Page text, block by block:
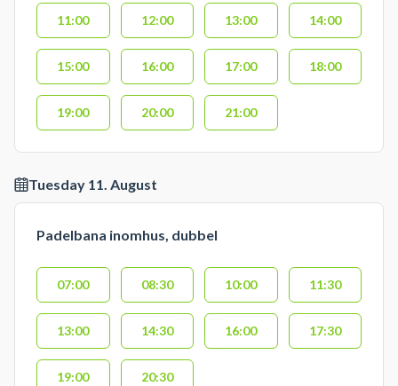
11:00 12:00 13:00 14:00
15:00 16:00 17:00 18:00
19:00 20:00 21:00
Tuesday 11. August
Padelbana inomhus, dubbel
07:00 08:30 10:00 11:30
13:00 14:30 16:00 17:30
19:00 20:30